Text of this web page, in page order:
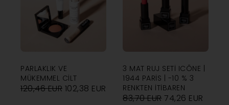
PARLAKLIK VE
MÜKEMMEL CILT
120,46EUR 102,38 EUR
3 MAT RUJ SETI ICÔNE |
1944 PARIS | -10 % 3
RENKTEN ITIBAREN
83,70EUR74,26 EUR